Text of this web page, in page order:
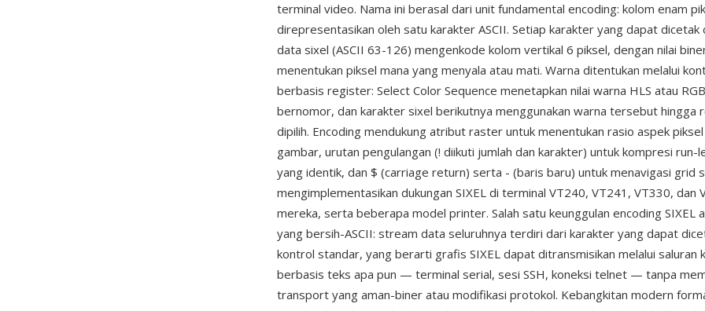
terminal video. Nama ini berasal dari unit fundamental encoding: kolom enam
direpresentasikan oleh satu karakter ASCII. Setiap karakter yang dapat dicetak
data sixel (ASCII 63-126) mengenkode kolom vertikal 6 piksel, dengan nilai
menentukan piksel mana yang menyala atau mati. Warna ditentukan melalui
berbasis register: Select Color Sequence menetapkan nilai warna HLS atau
bernomor, dan karakter sixel berikutnya menggunakan warna tersebut hingga
dipilih. Encoding mendukung atribut raster untuk menentukan rasio aspek
gambar, urutan pengulangan (! diikuti jumlah dan karakter) untuk kompresi run-
yang identik, dan $ (carriage return) serta - (baris baru) untuk menavigasi grid
mengimplementasikan dukungan SIXEL di terminal VT240, VT241, VT330, dan
mereka, serta beberapa model printer. Salah satu keunggulan encoding SIXEL
yang bersih-ASCII: stream data seluruhnya terdiri dari karakter yang dapat
kontrol standar, yang berarti grafis SIXEL dapat ditransmisikan melalui saluran
berbasis teks apa pun — terminal serial, sesi SSH, koneksi telnet — tanpa
transport yang aman-biner atau modifikasi protokol. Kebangkitan modern